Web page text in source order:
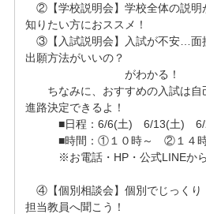
②【学校説明会】学校全体の説明
知りたい方におススメ！
③【入試説明会】入試が不安…面
出願方法がいいの？
がわかる！
ちなみに、おすすめの入試は自
進路決定できるよ！
■日程：6/6(土)　6/13(土)　6/
■時間：①１０時～　②１４時
※お電話・HP・公式LINEから
④【個別相談会】個別でじっくり
担当教員へ聞こう！